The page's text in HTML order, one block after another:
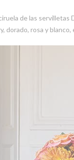
de las
dorado, rosa y